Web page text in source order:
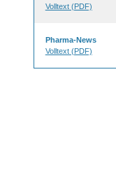
Volltext (PDF)
Pharma-News
Volltext (PDF)